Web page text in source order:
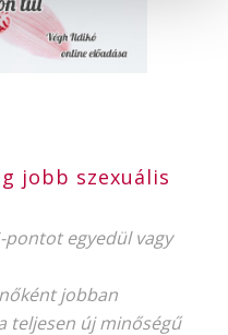
jobb szexuális
egyedül vagy
jobban
teljesen új minőségű